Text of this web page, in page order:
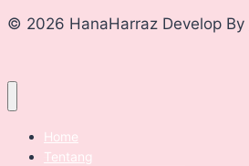
© 2026 HanaHarraz Develop By
Home
Tentang